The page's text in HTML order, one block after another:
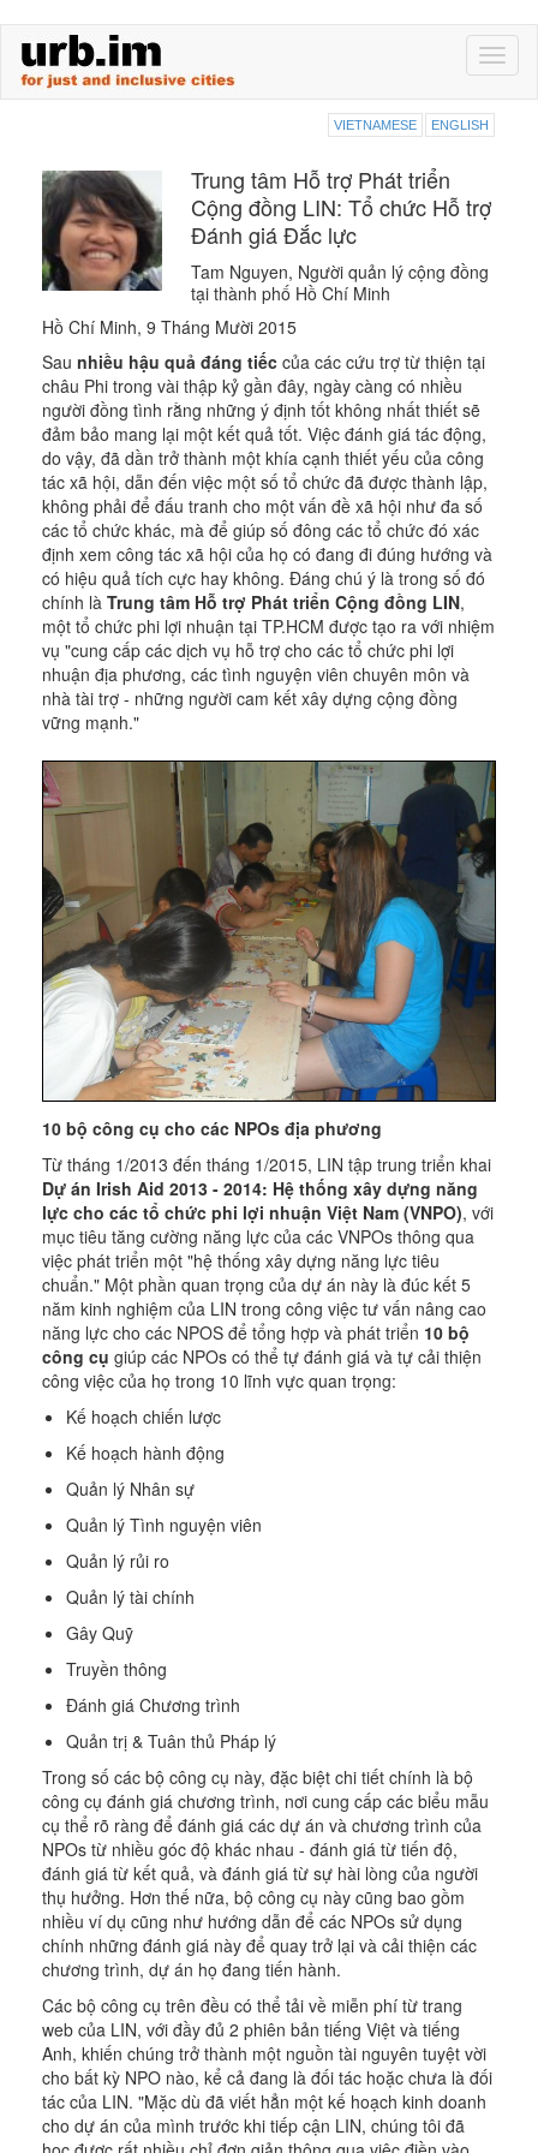
main
VIETNAMESE ENGLISH
Trung tâm Hỗ trợ Phát triển
Cộng đồng LIN: Tổ chức Hỗ trợ
Đánh giá Đắc lực
Tam Nguyen, Người quản lý cộng đồng
tại thành phố Hồ Chí Minh
Hồ Chí Minh, 9 Tháng Mười 2015
Sau nhiều hậu quả đáng tiếc của các cứu trợ từ thiện tại
châu Phi trong vài thập kỷ gần đây, ngày càng có nhiều
người đồng tình rằng những ý định tốt không nhất thiết sẽ
đảm bảo mang lại một kết quả tốt. Việc đánh giá tác động,
do vậy, đã dần trở thành một khía cạnh thiết yếu của công
tác xã hội, dẫn đến việc một số tổ chức đã được thành lập,
không phải để đấu tranh cho một vấn đề xã hội như đa số
các tổ chức khác, mà để giúp số đông các tổ chức đó xác
định xem công tác xã hội của họ có đang đi đúng hướng và
có hiệu quả tích cực hay không. Đáng chú ý là trong số đó
chính là Trung tâm Hỗ trợ Phát triển Cộng đồng LIN,
một tổ chức phi lợi nhuận tại TP.HCM được tạo ra với nhiệm
vụ "cung cấp các dịch vụ hỗ trợ cho các tổ chức phi lợi
nhuận địa phương, các tình nguyện viên chuyên môn và
nhà tài trợ - những người cam kết xây dựng cộng đồng
vững mạnh."
10 bộ công cụ cho các NPOs địa phương
Từ tháng 1/2013 đến tháng 1/2015, LIN tập trung triển khai
Dự án Irish Aid 2013 - 2014: Hệ thống xây dựng năng
lực cho các tổ chức phi lợi nhuận Việt Nam (VNPO), với
mục tiêu tăng cường năng lực của các VNPOs thông qua
việc phát triển một "hệ thống xây dựng năng lực tiêu
chuẩn." Một phần quan trọng của dự án này là đúc kết 5
năm kinh nghiệm của LIN trong công việc tư vấn nâng cao
năng lực cho các NPOS để tổng hợp và phát triển 10 bộ
công cụ giúp các NPOs có thể tự đánh giá và tự cải thiện
công việc của họ trong 10 lĩnh vực quan trọng:
Kế hoạch chiến lược
Kế hoạch hành động
Quản lý Nhân sự
Quản lý Tình nguyện viên
Quản lý rủi ro
Quản lý tài chính
Gây Quỹ
Truyền thông
Đánh giá Chương trình
Quản trị & Tuân thủ Pháp lý
Trong số các bộ công cụ này, đặc biệt chi tiết chính là bộ
công cụ đánh giá chương trình, nơi cung cấp các biểu mẫu
cụ thể rõ ràng để đánh giá các dự án và chương trình của
NPOs từ nhiều góc độ khác nhau - đánh giá từ tiến độ,
đánh giá từ kết quả, và đánh giá từ sự hài lòng của người
thụ hưởng. Hơn thế nữa, bộ công cụ này cũng bao gồm
nhiều ví dụ cũng như hướng dẫn để các NPOs sử dụng
chính những đánh giá này để quay trở lại và cải thiện các
chương trình, dự án họ đang tiến hành.
Các bộ công cụ trên đều có thể tải về miễn phí từ trang
web của LIN, với đầy đủ 2 phiên bản tiếng Việt và tiếng
Anh, khiến chúng trở thành một nguồn tài nguyên tuyệt vời
cho bất kỳ NPO nào, kể cả đang là đối tác hoặc chưa là đối
tác của LIN. "Mặc dù đã viết hẳn một kế hoạch kinh doanh
cho dự án của mình trước khi tiếp cận LIN, chúng tôi đã